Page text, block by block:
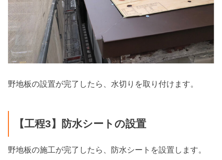
野地板の設置が完了したら、水切りを取り付けます。
【工程3】防水シートの設置
野地板の施工が完了したら、防水シートを設置します。